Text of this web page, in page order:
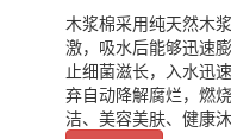
木浆棉采用纯天然木
激，吸水后能够迅速
止细菌滋长，入水迅
弃自动降解腐烂，燃
洁、美容美肤、健康沐